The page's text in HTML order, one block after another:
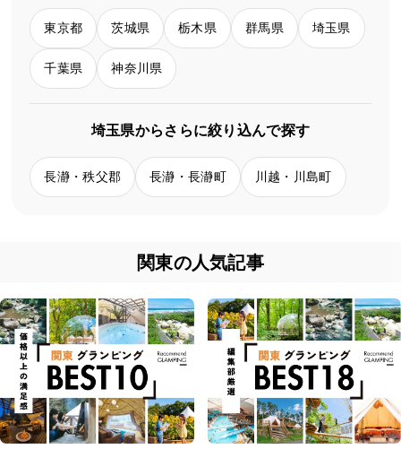
東京都 茨城県 栃木県 群馬県 埼玉県
千葉県 神奈川県
埼玉県からさらに絞り込んで探す
長瀞・秩父郡 長瀞・長瀞町 川越・川島町
関東の人気記事